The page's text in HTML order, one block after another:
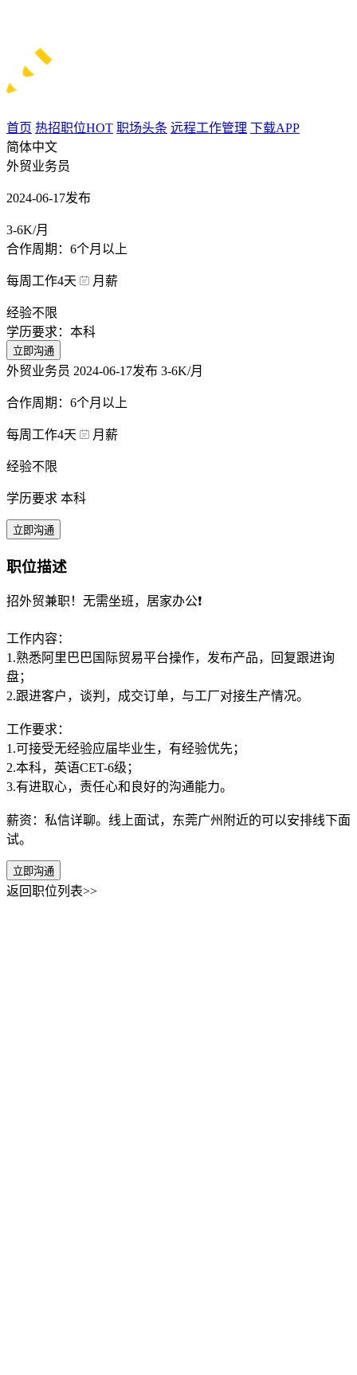
首页 热招职位HOT 职场头条 远程工作管理 下载APP
简体中文
外贸业务员
2024-06-17发布
3-6K/月
合作周期：6个月以上
每周工作4天 月薪
经验不限
学历要求：本科
立即沟通
外贸业务员 2024-06-17发布 3-6K/月
合作周期：6个月以上
每周工作4天 月薪
经验不限
学历要求 本科
立即沟通
职位描述
招外贸兼职！无需坐班，居家办公❗
工作内容：
1.熟悉阿里巴巴国际贸易平台操作，发布产品，回复跟进询
盘；
2.跟进客户，谈判，成交订单，与工厂对接生产情况。
工作要求：
1.可接受无经验应届毕业生，有经验优先；
2.本科，英语CET-6级；
3.有进取心，责任心和良好的沟通能力。
薪资：私信详聊。线上面试，东莞广州附近的可以安排线下面
试。
立即沟通
返回职位列表>>